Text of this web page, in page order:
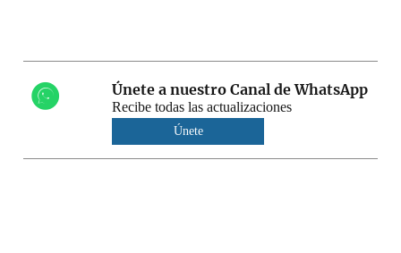
Únete a nuestro Canal de WhatsApp
Recibe todas las actualizaciones
Únete